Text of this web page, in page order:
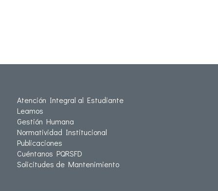
Atención Integral al Estudiante
Leamos
Gestión Humana
Normatividad Institucional
Publicaciones
Cuéntanos PQRSFD
Solicitudes de Mantenimiento